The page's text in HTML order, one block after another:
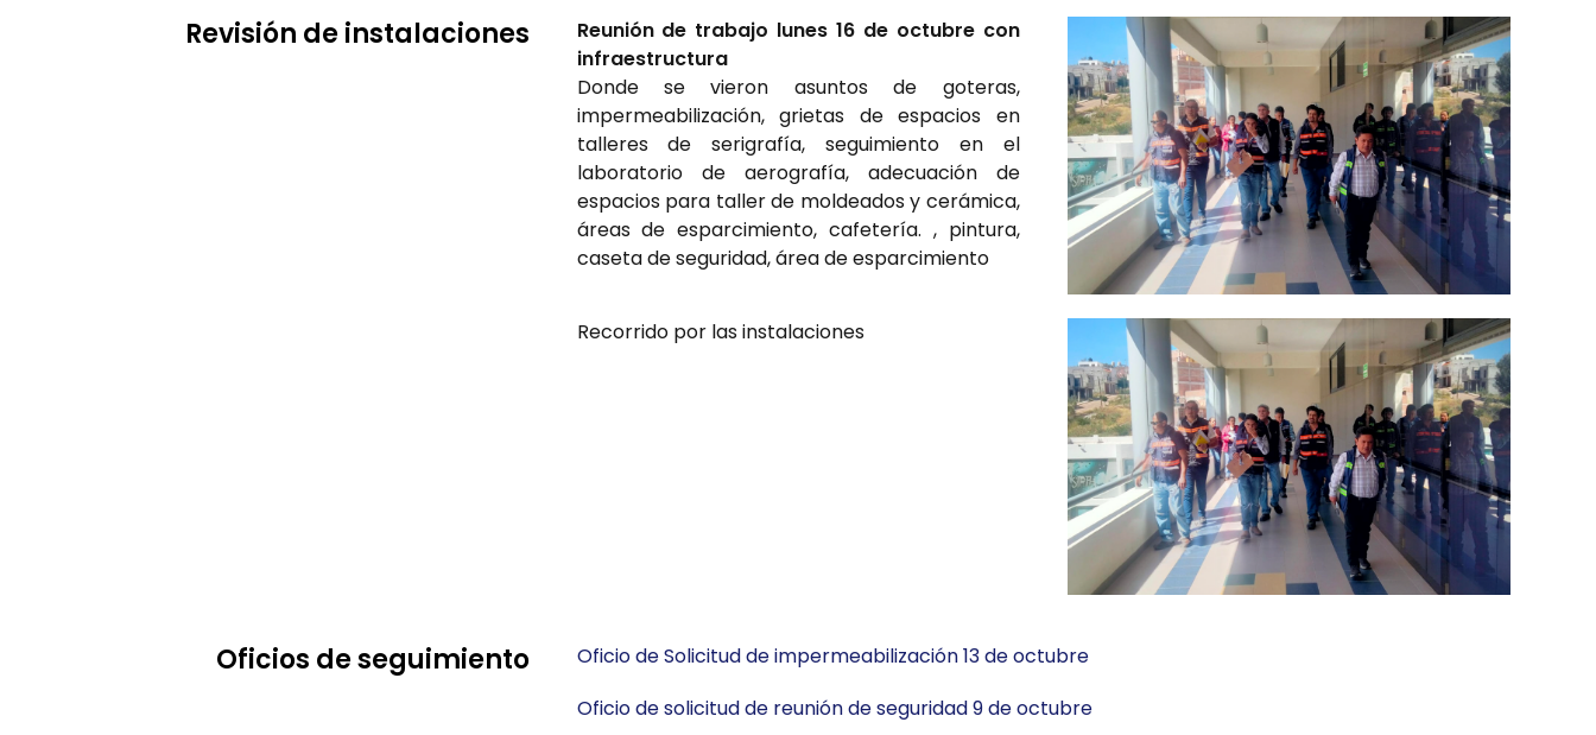
Revisión de instalaciones
Reunión de trabajo lunes 16 de octubre con
infraestructura
Donde se vieron asuntos de goteras,
impermeabilización, grietas de espacios en
talleres de serigrafía, seguimiento en el
laboratorio de aerografía, adecuación de
espacios para taller de moldeados y cerámica,
áreas de esparcimiento, cafetería. , pintura,
caseta de seguridad, área de esparcimiento
Recorrido por las instalaciones
Oficios de seguimiento
Oficio de Solicitud de impermeabilización 13 de octubre
Oficio de solicitud de reunión de seguridad 9 de octubre